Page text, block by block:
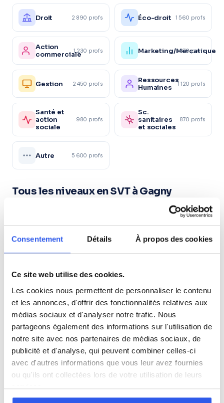
Consentement Détails À propos des cookies
Ce site web utilise des cookies.
Les cookies nous permettent de personnaliser le contenu
et les annonces, d'offrir des fonctionnalités relatives aux
médias sociaux et d'analyser notre trafic. Nous
partageons également des informations sur l'utilisation de
notre site avec nos partenaires de médias sociaux, de
publicité et d'analyse, qui peuvent combiner celles-ci
avec d'autres informations que vous leur avez fournies
ou qu'ils ont collectées lors de votre utilisation de leurs
services.
Droit 2 890 profs Éco-droit 1 560 profs
Action
commerciale1 230 profs Marketing/Mercatique
1 870 profs
Gestion 2 450 profs
Ressources
Humaines
1 120 profs
Santé et
action
sociale
980 profs
Sc.
sanitaires
et sociales
870 profs
Autre 5 600 profs
Tous les niveaux en SVT à Gagny
4ème (Collège)
3ème (Collège)
Seconde (Lycée)
Première (Lycée)